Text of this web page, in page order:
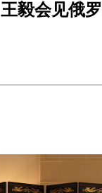
王毅会见俄